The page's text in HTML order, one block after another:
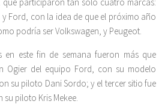
Ford, con la idea de que el próximo año
podría ser Volkswagen, y Peugeot.
en este fin de semana fueron más que
Ogier del equipo Ford, con su modelo
su piloto Dani Sordo; y el tercer sitio fue
piloto Kris Mekee.